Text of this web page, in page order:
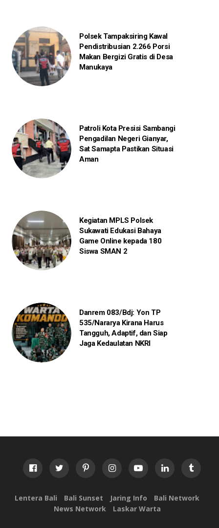
Polsek Tampaksiring Kawal
Pendistribusian 2.266 Porsi
Makan Bergizi Gratis di Desa
Manukaya
Patroli Kota Presisi Sambangi
Pengadilan Negeri Gianyar,
Sat Samapta Pastikan Situasi
Aman
Kegiatan MPLS Polsek
Sukawati Edukasi Bahaya
Game Online kepada 180
Siswa SMAN 2
Danrem 083/Bdj: Yon TP
535/Nararya Kirana Harus
Tangguh, Adaptif, dan Siap
Jaga Kedaulatan NKRI
Lentera Bali Bali Sunset Jaring Info
Bali Network
News Network
Laskar Warta